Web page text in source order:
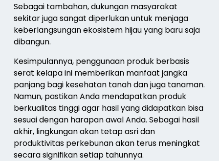
Sebagai tambahan, dukungan masyarakat
sekitar juga sangat diperlukan untuk menjaga
keberlangsungan ekosistem hijau yang baru saja
dibangun.
Kesimpulannya, penggunaan produk berbasis
serat kelapa ini memberikan manfaat jangka
panjang bagi kesehatan tanah dan juga tanaman.
Namun, pastikan Anda mendapatkan produk
berkualitas tinggi agar hasil yang didapatkan bisa
sesuai dengan harapan awal Anda. Sebagai hasil
akhir, lingkungan akan tetap asri dan
produktivitas perkebunan akan terus meningkat
secara signifikan setiap tahunnya.